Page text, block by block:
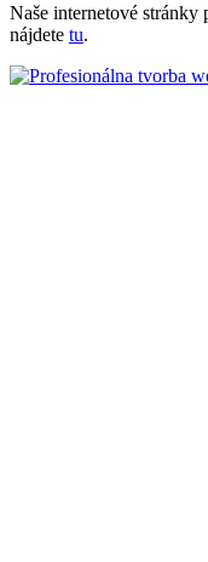
Naše internetové
nájdete tu.